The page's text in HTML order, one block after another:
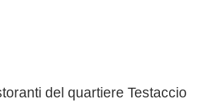
del quartiere Testaccio